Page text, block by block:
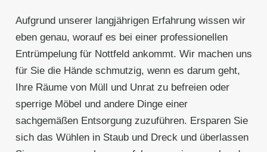
Aufgrund unserer langjährigen Erfahrung wissen wir
eben genau, worauf es bei einer professionellen
Entrümpelung für Nottfeld ankommt. Wir machen uns
für Sie die Hände schmutzig, wenn es darum geht,
Ihre Räume von Müll und Unrat zu befreien oder
sperrige Möbel und andere Dinge einer
sachgemäßen Entsorgung zuzuführen. Ersparen Sie
sich das Wühlen in Staub und Dreck und überlassen